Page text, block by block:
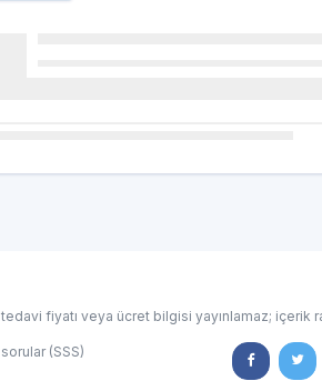
fiyatı veya ücret bilgisi yayınlamaz; içerik
(SSS)